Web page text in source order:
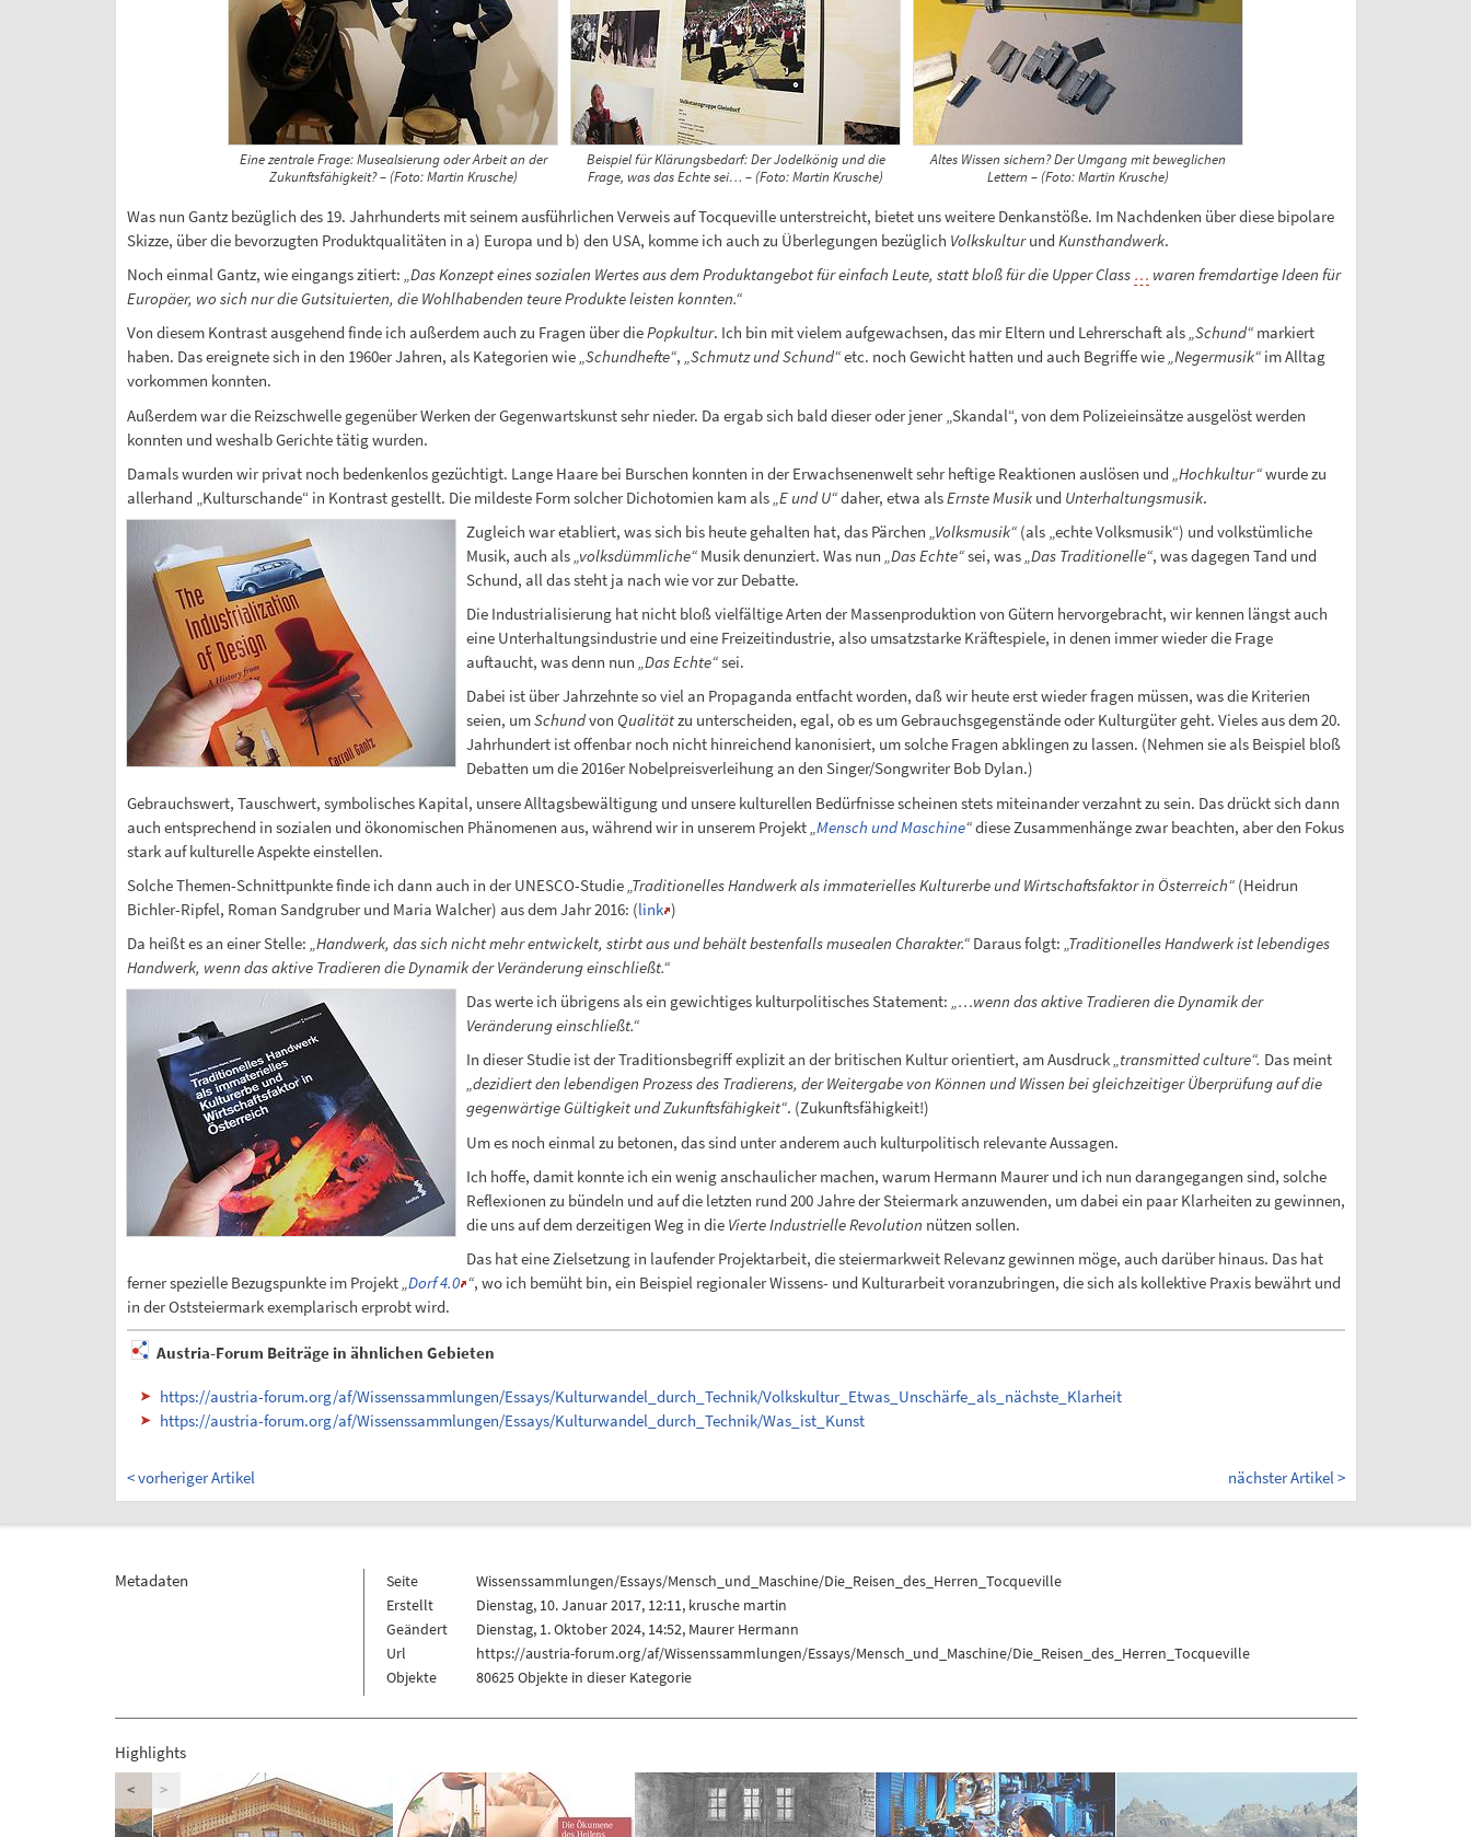
Eine zentrale Frage: Musealsierung oder Arbeit an der
Zukunftsfähigkeit? – (Foto: Martin Krusche)
Beispiel für Klärungsbedarf: Der Jodelkönig und die
Frage, was das Echte sei… – (Foto: Martin Krusche)
Altes Wissen sichern? Der Umgang mit beweglichen
Lettern – (Foto: Martin Krusche)
Was nun Gantz bezüglich des 19. Jahrhunderts mit seinem ausführlichen Verweis auf Tocqueville unterstreicht, bietet uns weitere Denkanstöße. Im Nachdenken über diese bipolare
Skizze, über die bevorzugten Produktqualitäten in a) Europa und b) den USA, komme ich auch zu Überlegungen bezüglich Volkskulturund Kunsthandwerk.
Noch einmal Gantz, wie eingangs zitiert: „Das Konzept eines sozialen Wertes aus dem Produktangebot für einfach Leute, statt bloß für die Upper Class … waren fremdartige Ideen für
Europäer, wo sich nur die Gutsituierten, die Wohlhabenden teure Produkte leisten konnten.“
Von diesem Kontrast ausgehend finde ich außerdem auch zu Fragen über diePopkultur. Ich bin mit vielem aufgewachsen, das mir Eltern und Lehrerschaft als„Schund“markiert
haben. Das ereignete sich in den 1960er Jahren, als Kategorien wie„Schundhefte“, „Schmutz und Schund“etc. noch Gewicht hatten und auch Begriffe wie„Negermusik“im Alltag
vorkommen konnten.
Außerdem war die Reizschwelle gegenüber Werken der Gegenwartskunst sehr nieder. Da ergab sich bald dieser oder jener „Skandal“, von dem Polizeieinsätze ausgelöst werden
konnten und weshalb Gerichte tätig wurden.
Damals wurden wir privat noch bedenkenlos gezüchtigt. Lange Haare bei Burschen konnten in der Erwachsenenwelt sehr heftige Reaktionen auslösen und „Hochkultur“wurde zu
allerhand „Kulturschande“ in Kontrast gestellt. Die mildeste Form solcher Dichotomien kam als„E und U“daher, etwa alsErnste Musikund Unterhaltungsmusik.
Zugleich war etabliert, was sich bis heute gehalten hat, das Pärchen „Volksmusik“(als „echte Volksmusik“) und volkstümliche
Musik, auch als„volksdümmliche“Musik denunziert. Was nun „Das Echte“sei, was„Das Traditionelle“, was dagegen Tand und
Schund, all das steht ja nach wie vor zur Debatte.
Die Industrialisierung hat nicht bloß vielfältige Arten der Massenproduktion von Gütern hervorgebracht, wir kennen längst auch
eine Unterhaltungsindustrie und eine Freizeitindustrie, also umsatzstarke Kräftespiele, in denen immer wieder die Frage
auftaucht, was denn nun „Das Echte“sei.
Dabei ist über Jahrzehnte so viel an Propaganda entfacht worden, daß wir heute erst wieder fragen müssen, was die Kriterien
seien, umSchundvon Qualitätzu unterscheiden, egal, ob es um Gebrauchsgegenstände oder Kulturgüter geht. Vieles aus dem 20.
Jahrhundert ist offenbar noch nicht hinreichend kanonisiert, um solche Fragen abklingen zu lassen. (Nehmen sie als Beispiel bloß
Debatten um die 2016er Nobelpreisverleihung an den Singer/Songwriter Bob Dylan.)
Gebrauchswert, Tauschwert, symbolisches Kapital, unsere Alltagsbewältigung und unsere kulturellen Bedürfnisse scheinen stets miteinander verzahnt zu sein. Das drückt sich dann
auch entsprechend in sozialen und ökonomischen Phänomenen aus, während wir in unserem Projekt Mensch und Maschine“diese Zusammenhänge zwar beachten, aber den Fokus
stark auf kulturelle Aspekte einstellen.
Solche Themen-Schnittpunkte finde ich dann auch in der UNESCO-Studie„Traditionelles Handwerk als immaterielles Kulturerbe und Wirtschaftsfaktor in Österreich“(Heidrun
Bichler-Ripfel, Roman Sandgruber und Maria Walcher) aus dem Jahr 2016: (link )
Da heißt es an einer Stelle: „Handwerk, das sich nicht mehr entwickelt, stirbt aus und behält bestenfalls musealen Charakter.“Daraus folgt: „Traditionelles Handwerk ist lebendiges
Handwerk, wenn das aktive Tradieren die Dynamik der Veränderung einschließt.“
Das werte ich übrigens als ein gewichtiges kulturpolitisches Statement: „…wenn das aktive Tradieren die Dynamik der
Veränderung einschließt.“
In dieser Studie ist der Traditionsbegriff explizit an der britischen Kultur orientiert, am Ausdruck„transmitted culture“. Das meint
„dezidiert den lebendigen Prozess des Tradierens, der Weitergabe von Können und Wissen bei gleichzeitiger Überprüfung auf die
gegenwärtige Gültigkeit und Zukunftsfähigkeit“. (Zukunftsfähigkeit!)
Um es noch einmal zu betonen, das sind unter anderem auch kulturpolitisch relevante Aussagen.
Ich hoffe, damit konnte ich ein wenig anschaulicher machen, warum Hermann Maurer und ich nun darangegangen sind, solche
Reflexionen zu bündeln und auf die letzten rund 200 Jahre der Steiermark anzuwenden, um dabei ein paar Klarheiten zu gewinnen,
die uns auf dem derzeitigen Weg in die Vierte Industrielle Revolution nützen sollen.
Das hat eine Zielsetzung in laufender Projektarbeit, die steiermarkweit Relevanz gewinnen möge, auch darüber hinaus. Das hat
ferner spezielle Bezugspunkte im Projekt„Dorf 4.0 “, wo ich bemüht bin, ein Beispiel regionaler Wissens- und Kulturarbeit voranzubringen, die sich als kollektive Praxis bewährt und
in der Oststeiermark exemplarisch erprobt wird.
Austria-Forum Beiträge in ähnlichen Gebieten
https://austria-forum.org/af/Wissenssammlungen/Essays/Kulturwandel_durch_Technik/Volkskultur_Etwas_Unschärfe_als_nächste_Klarheit
https://austria-forum.org/af/Wissenssammlungen/Essays/Kulturwandel_durch_Technik/Was_ist_Kunst
< vorheriger Artikel nächster Artikel >
Metadaten Seite
Wissenssammlungen/Essays/Mensch_und_Maschine/Die_Reisen_des_Herren_Tocqueville
Erstellt
Dienstag, 10. Januar 2017, 12:11, krusche martin
Geändert
Dienstag, 1. Oktober 2024, 14:52, Maurer Hermann
Url
https://austria-forum.org/af/Wissenssammlungen/Essays/Mensch_und_Maschine/Die_Reisen_des_Herren_Tocqueville
Objekte
80625 Objekte in dieser Kategorie
Highlights
< >